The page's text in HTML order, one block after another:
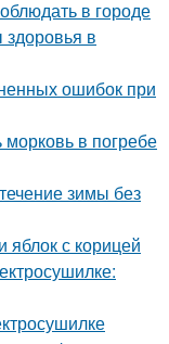
в городе
в
ошибок при
в погребе
зимы без
яблок с корицей